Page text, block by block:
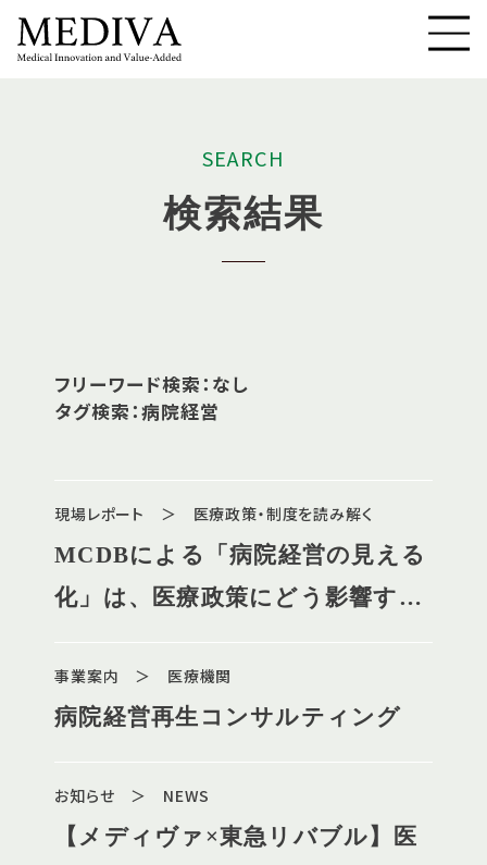
SEARCH
検索結果
フリーワード検索：なし
タグ検索：病院経営
現場レポート ＞ 医療政策・制度を読み解く
MCDBによる「病院経営の見える
化」は、医療政策にどう影響する
事業案内 ＞ 医療機関
病院経営再生コンサルティング
お知らせ ＞ NEWS
【メディヴァ×東急リバブル】医